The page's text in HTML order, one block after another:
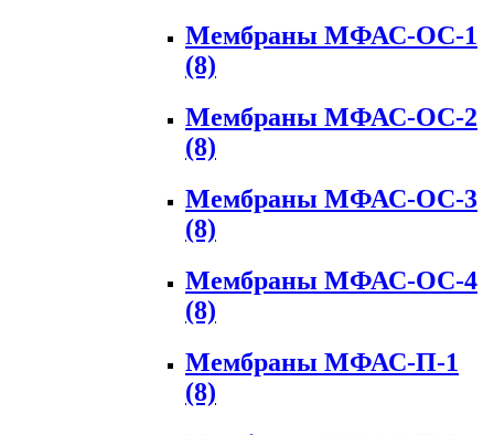
Мембраны МФАС-ОС-1
(8)
Мембраны МФАС-ОС-2
(8)
Мембраны МФАС-ОС-3
(8)
Мембраны МФАС-ОС-4
(8)
Мембраны МФАС-П-1
(8)